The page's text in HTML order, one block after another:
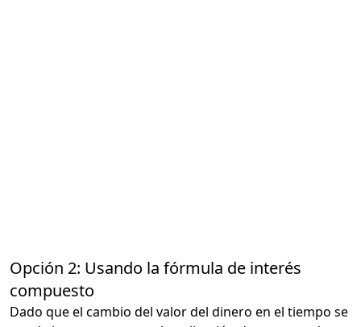
Opción 2: Usando la fórmula de interés
compuesto
Dado que el cambio del valor del dinero en el tiempo se